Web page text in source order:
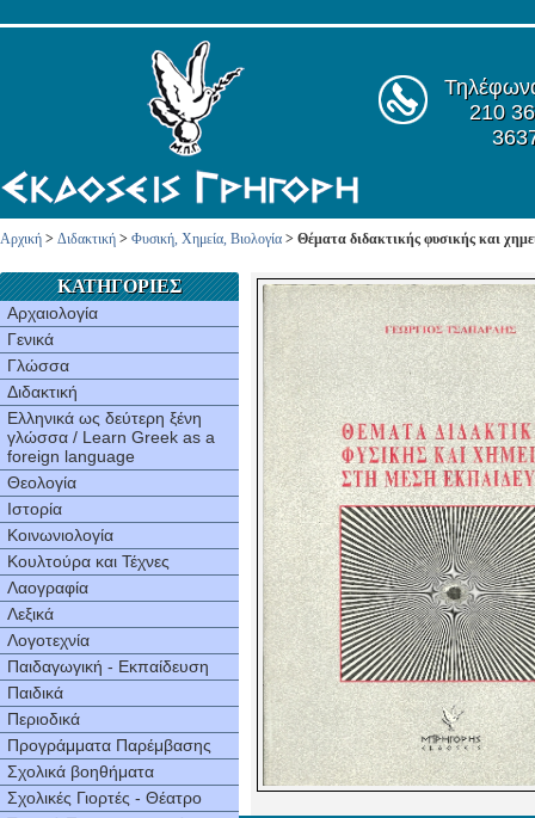
210
Αρχική > Διδακτική > Φυσική, Χημεία, Βιολογία > Θέματα διδακτικής φυσικής και
ΚΑΤΗΓΟΡΙΕΣ
Αρχαιολογία
Γενικά
Γλώσσα
Διδακτική
Ελληνικά ως δεύτερη ξένη
γλώσσα / Learn Greek as a
foreign language
Θεολογία
Ιστορία
Κοινωνιολογία
Κουλτούρα και Τέχνες
Λαογραφία
Λεξικά
Λογοτεχνία
Παιδαγωγική - Εκπαίδευση
Παιδικά
Περιοδικά
Προγράμματα Παρέμβασης
Σχολικά βοηθήματα
Σχολικές Γιορτές - Θέατρο